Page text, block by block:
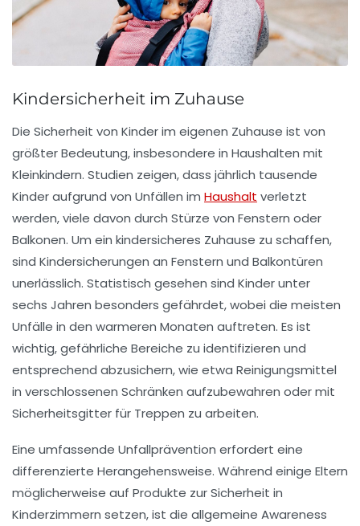
Kindersicherheit im Zuhause
Die Sicherheit von Kinderim eigenen Zuhause ist von
größter Bedeutung, insbesondere in Haushalten mit
Kleinkindern. Studien zeigen, dass jährlich tausende
Kinder aufgrund von Unfällen im Haushalt verletzt
werden, viele davon durch Stürze von Fenstern oder
Balkonen. Um ein kindersicheres Zuhause zu schaffen,
sind Kindersicherungen an Fenstern und Balkontüren
unerlässlich. Statistisch gesehen sind Kinder unter
sechs Jahren besonders gefährdet, wobei die meisten
Unfälle in den warmeren Monaten auftreten. Es ist
wichtig, gefährliche Bereiche zu identifizieren und
entsprechend abzusichern, wie etwa Reinigungsmittel
in verschlossenen Schränken aufzubewahren oder mit
Sicherheitsgitter für Treppen zu arbeiten.
Eine umfassende Unfallprävention erfordert eine
differenzierte Herangehensweise. Während einige Eltern
möglicherweise auf Produkte zur Sicherheit in
Kinderzimmern setzen, ist die allgemeine Awareness